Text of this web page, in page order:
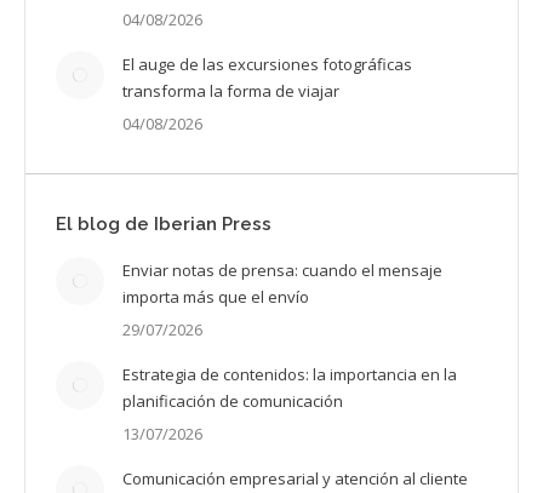
04/08/2026
El auge de las excursiones fotográficas
transforma la forma de viajar
04/08/2026
El blog de Iberian Press
Enviar notas de prensa: cuando el mensaje
importa más que el envío
29/07/2026
Estrategia de contenidos: la importancia en la
planificación de comunicación
13/07/2026
Comunicación empresarial y atención al cliente